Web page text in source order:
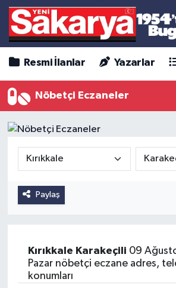
Resmi İlanlar Yazarlar
Nöbetçi Eczaneler
Paylaş
Kırıkkale Karakeçili 09
Pazar nöbetçi eczane adres,
konumları